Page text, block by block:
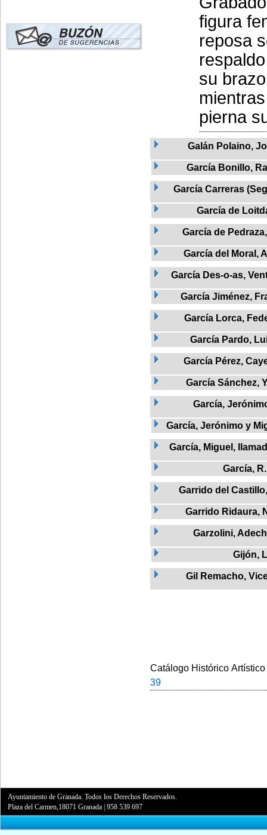
figura
reposa
su
pierna
Galán Polaino,
García Bonillo,
García Carreras
García de
García de
García del Moral,
García Des-o-as,
García Jiménez,
García Lorca,
García Pardo,
García Pérez,
García Sánchez,
García,
García, Jerónimo y
García, Miguel,
García, R.
Garrido del
Garrido Ridaura,
Garzolini,
Gijón,
Gil Remacho,
Catálogo Histórico
39
Ayuntamiento de Granada. Todos los Derechos Reservados.
Plaza del Carmen,18071 Granada |958 539 697